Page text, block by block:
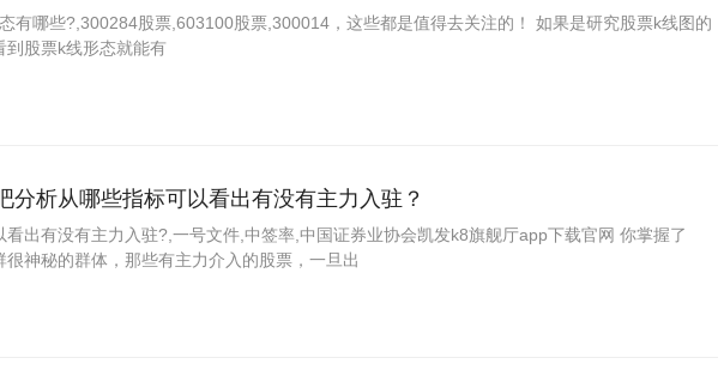
有哪些?,300284股票,603100股票,300014，这些都是值得去关注的！ 如果是研究股票k线图的
到股票k线形态就能有
分析从哪些指标可以看出有没有主力入驻？
看出有没有主力入驻?,一号文件,中签率,中国证券业协会凯发k8旗舰厅app下载官网 你掌握了
神秘的群体，那些有主力介入的股票，一旦出